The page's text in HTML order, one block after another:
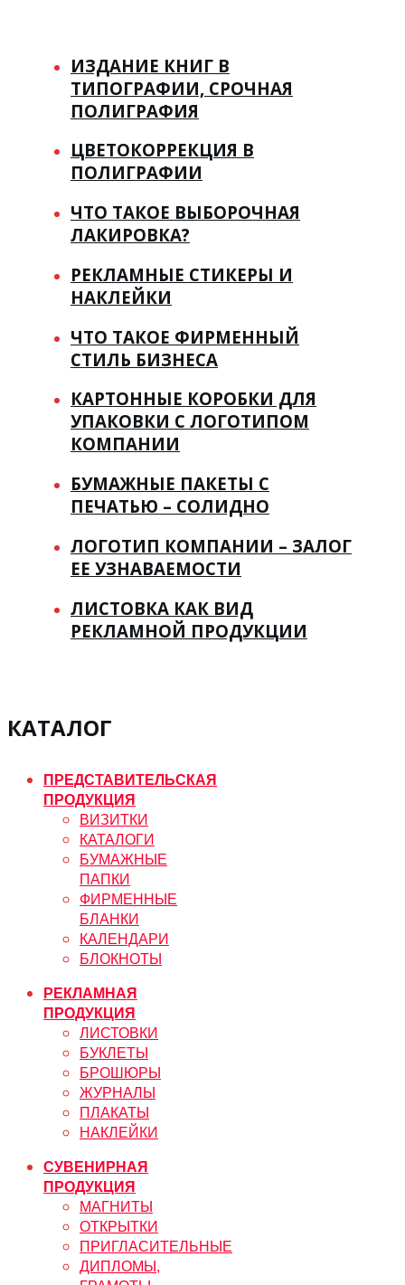
ИЗДАНИЕ КНИГ В
ТИПОГРАФИИ, СРОЧНАЯ
ПОЛИГРАФИЯ
ЦВЕТОКОРРЕКЦИЯ В
ПОЛИГРАФИИ
ЧТО ТАКОЕ ВЫБОРОЧНАЯ
ЛАКИРОВКА?
РЕКЛАМНЫЕ СТИКЕРЫ И
НАКЛЕЙКИ
ЧТО ТАКОЕ ФИРМЕННЫЙ
СТИЛЬ БИЗНЕСА
КАРТОННЫЕ КОРОБКИ ДЛЯ
УПАКОВКИ С ЛОГОТИПОМ
КОМПАНИИ
БУМАЖНЫЕ ПАКЕТЫ С
ПЕЧАТЬЮ – СОЛИДНО
ЛОГОТИП КОМПАНИИ – ЗАЛОГ
ЕЕ УЗНАВАЕМОСТИ
ЛИСТОВКА КАК ВИД
РЕКЛАМНОЙ ПРОДУКЦИИ
КАТАЛОГ
ПРЕДСТАВИТЕЛЬСКАЯ
ПРОДУКЦИЯ
ВИЗИТКИ
КАТАЛОГИ
БУМАЖНЫЕ
ПАПКИ
ФИРМЕННЫЕ
БЛАНКИ
КАЛЕНДАРИ
БЛОКНОТЫ
РЕКЛАМНАЯ
ПРОДУКЦИЯ
ЛИСТОВКИ
БУКЛЕТЫ
БРОШЮРЫ
ЖУРНАЛЫ
ПЛАКАТЫ
НАКЛЕЙКИ
СУВЕНИРНАЯ
ПРОДУКЦИЯ
МАГНИТЫ
ОТКРЫТКИ
ПРИГЛАСИТЕЛЬНЫЕ
ДИПЛОМЫ,